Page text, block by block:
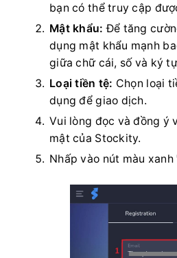
bạn có thể truy cập
Mật khẩu: Để tăng
dụng mật khẩu mạnh
giữa chữ cái, số và ký
Loại tiền tệ: Chọn loại
dụng để giao dịch.
Vui lòng đọc và đồng ý
mật của Stockity.
Nhấp vào nút màu xanh